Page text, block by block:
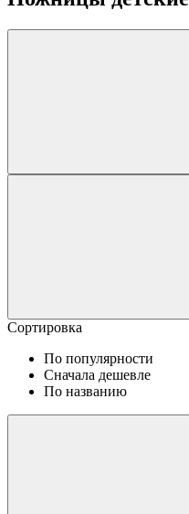
Сортировка
По популярности
Сначала дешевле
По названию